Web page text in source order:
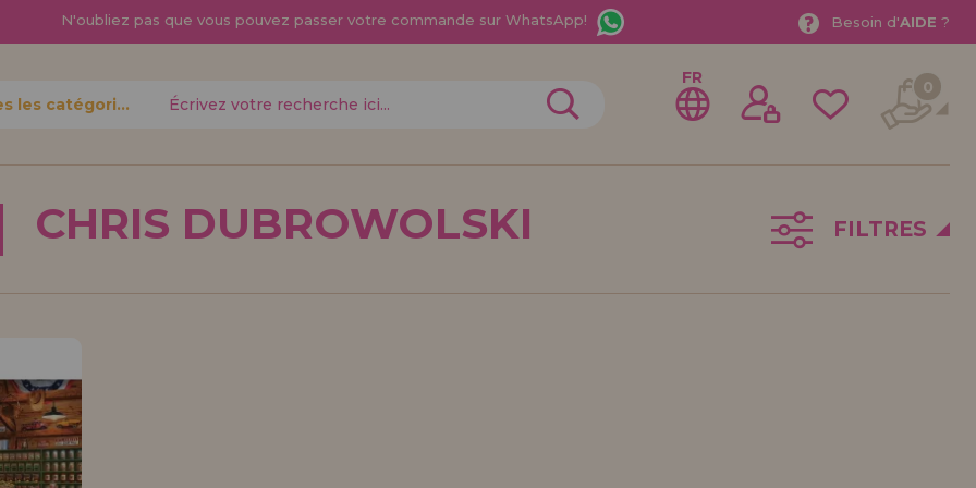
N'oubliez pas que vous pouvez passer votre commande sur WhatsApp! Besoin d'AIDE ?
Toutes les catégories
FR 0
CHRIS DUBROWOLSKI FILTRES